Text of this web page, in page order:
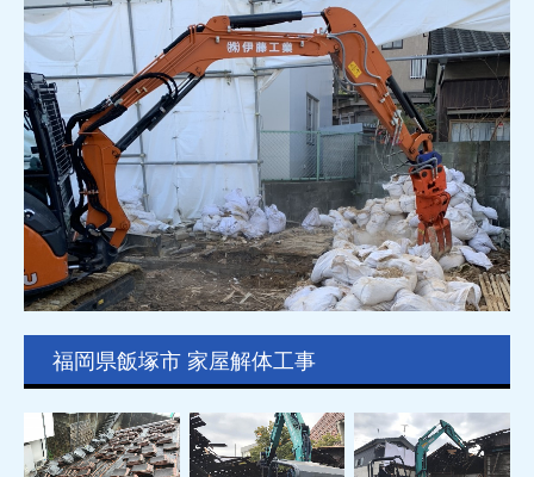
福岡県飯塚市 家屋解体工事